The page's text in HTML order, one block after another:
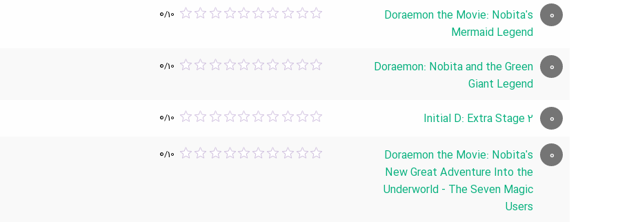
0
Doraemon the Movie: Nobita's
Mermaid Legend
0/10
0
Doraemon: Nobita and the Green
Giant Legend
0/10
0
Initial D: Extra Stage 2
0/10
0
Doraemon the Movie: Nobita's
New Great Adventure Into the
Underworld - The Seven Magic
Users
0/10